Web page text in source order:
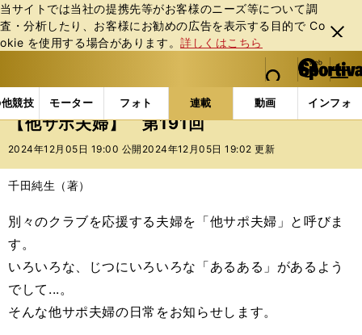
当サイトでは当社の提携先等がお客様のニーズ等について調
査・分析したり、お客様にお勧めの広告を表⽰する⽬的で Co
okie を使⽤する場合があります。詳しくはこちら
閉じ
る
web Sportiva (webスポルティーバ)
検索
マイペ
ー
ジ
メニュ
競技 モーター フォト 連載 動画 インフォ
b
ス
ポ
ル
ィ
バ
連載コラム スポマン！ 他サポ夫婦 【他サポ夫
【他サポ夫婦】 第191回
2024年12月05日 19:00 公開 2024年12月05日 19:02 更新
千田純生（著）
別々のクラブを応援する夫婦を「他サポ夫婦」と呼びま
す。
いろいろな、じつにいろいろな「あるある」があるよう
でして...。
そんな他サポ夫婦の日常をお知らせします。